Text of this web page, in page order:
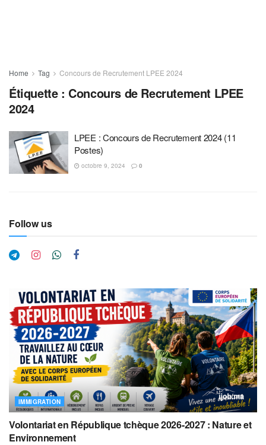
Home Tag Concours de Recrutement LPEE 2024
Étiquette : Concours de Recrutement LPEE
2024
LPEE : Concours de Recrutement 2024 (11
Postes)
octobre 9, 2024 0
Follow us
IMMIGRATION
Volontariat en République tchèque 2026-2027 : Nature et
Environnement